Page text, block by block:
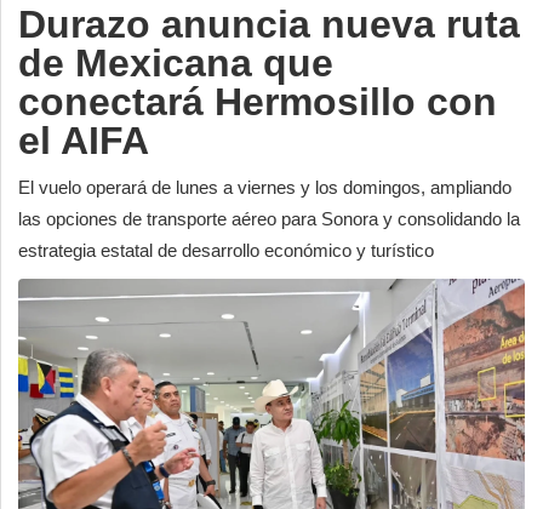
Durazo anuncia nueva ruta
de Mexicana que
conectará Hermosillo con
el AIFA
El vuelo operará de lunes a viernes y los domingos, ampliando
las opciones de transporte aéreo para Sonora y consolidando la
estrategia estatal de desarrollo económico y turístico